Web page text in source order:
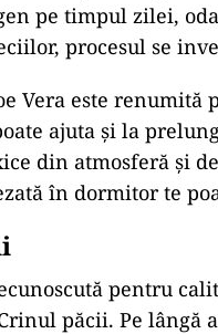
pe timpul zilei,
procesul se
Vera este renumită
ajuta și la
din atmosferă şi
în dormitor te
pentru
păcii. Pe lângă